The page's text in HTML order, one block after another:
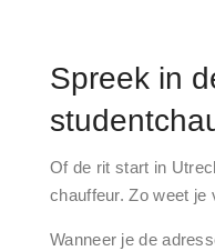
Spreek in
Of de rit start in
chauffeur. Zo weet je
Wanneer je de